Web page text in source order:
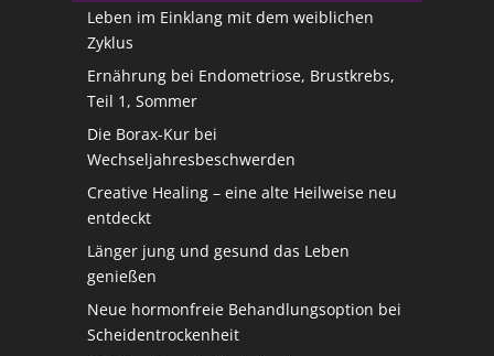
Leben im Einklang mit dem weiblichen
Zyklus
Ernährung bei Endometriose, Brustkrebs,
Teil 1, Sommer
Die Borax-Kur bei
Wechseljahresbeschwerden
Creative Healing – eine alte Heilweise neu
entdeckt
Länger jung und gesund das Leben
genießen
Neue hormonfreie Behandlungsoption bei
Scheidentrockenheit